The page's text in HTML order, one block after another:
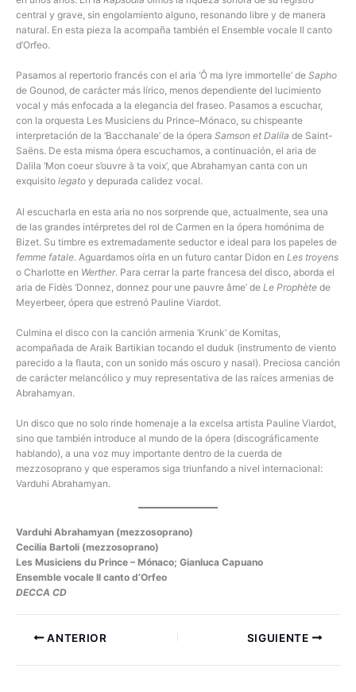
central y grave, sin engolamiento alguno, resonando libre y de manera
natural. En esta pieza la acompaña también el Ensemble vocale Il canto
d’Orfeo.
Pasamos al repertorio francés con el aria ‘Ô ma lyre immortelle’ de Sapho
de Gounod, de carácter más lírico, menos dependiente del lucimiento
vocal y más enfocada a la elegancia del fraseo. Pasamos a escuchar,
con la orquesta Les Musiciens du Prince–Mónaco, su chispeante
interpretación de la ‘Bacchanale’ de la ópera Samson et Dalila de Saint-
Saëns. De esta misma ópera escuchamos, a continuación, el aria de
Dalila ‘Mon coeur s’ouvre à ta voix’, que Abrahamyan canta con un
exquisito legato y depurada calidez vocal.
Al escucharla en esta aria no nos sorprende que, actualmente, sea una
de las grandes intérpretes del rol de Carmen en la ópera homónima de
Bizet. Su timbre es extremadamente seductor e ideal para los papeles de
femme fatale. Aguardamos oírla en un futuro cantar Didon en Les troyens
o Charlotte en Werther. Para cerrar la parte francesa del disco, aborda el
aria de Fidès ‘Donnez, donnez pour une pauvre âme’ de Le Prophète de
Meyerbeer, ópera que estrenó Pauline Viardot.
Culmina el disco con la canción armenia ‘Krunk’ de Komitas,
acompañada de Araik Bartikian tocando el duduk (instrumento de viento
parecido a la flauta, con un sonido más oscuro y nasal). Preciosa canción
de carácter melancólico y muy representativa de las raíces armenias de
Abrahamyan.
Un disco que no solo rinde homenaje a la excelsa artista Pauline Viardot,
sino que también introduce al mundo de la ópera (discográficamente
hablando), a una voz muy importante dentro de la cuerda de
mezzosoprano y que esperamos siga triunfando a nivel internacional:
Varduhi Abrahamyan.
Varduhi Abrahamyan (mezzosoprano)
Cecilia Bartoli (mezzosoprano)
Les Musiciens du Prince – Mónaco; Gianluca Capuano
Ensemble vocale Il canto d’Orfeo
DECCA CD
ANTERIOR SIGUIENTE